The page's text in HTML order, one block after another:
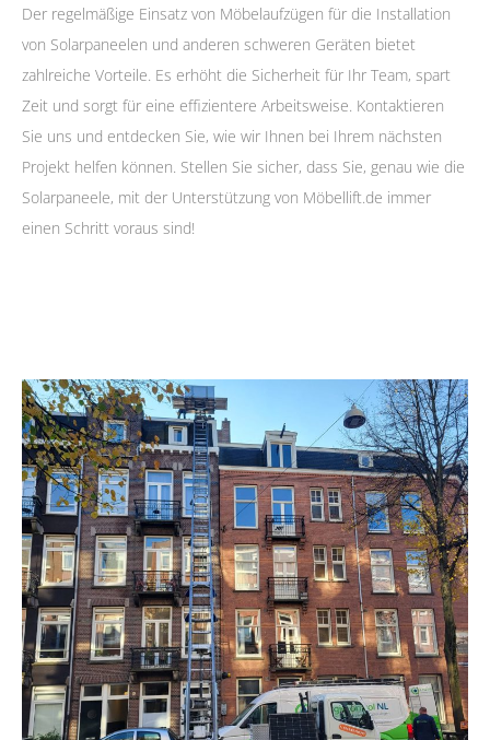
Der regelmäßige Einsatz von Möbelaufzügen für die Installation
von Solarpaneelen und anderen schweren Geräten bietet
zahlreiche Vorteile. Es erhöht die Sicherheit für Ihr Team, spart
Zeit und sorgt für eine effizientere Arbeitsweise. Kontaktieren
Sie uns und entdecken Sie, wie wir Ihnen bei Ihrem nächsten
Projekt helfen können. Stellen Sie sicher, dass Sie, genau wie die
Solarpaneele, mit der Unterstützung von Möbellift.de immer
einen Schritt voraus sind!